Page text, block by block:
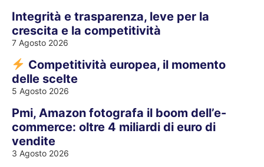
Integrità e trasparenza, leve per la
crescita e la competitività
7 Agosto 2026
Competitività europea, il momento
delle scelte
5 Agosto 2026
Pmi, Amazon fotografa il boom dell’e-
commerce: oltre 4 miliardi di euro di
vendite
3 Agosto 2026